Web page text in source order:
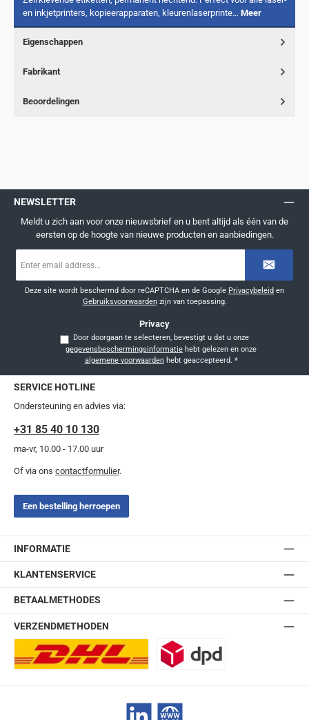
en inkjetprinters, kopieerapparaten, kleurenlaserprinte… Meer
Eigenschappen
Fabrikant
Beoordelingen
NEWSLETTER
Meldt u zich aan voor onze nieuwsbrief en u bent altijd als één van de
eersten op de hoogte van nieuwe producten en aanbiedingen.
mailadres
Deze site wordt beschermd door reCAPTCHA en de Google Privacybeleid en
Gebruiksvoorwaardenzijn van toepassing.
Privacy
Door doorgaan te selecteren, bevestigt u dat u onze
gegevensbeschermingsinformatie
algemene voorwaardenhebt geaccepteerd. *
SERVICE HOTLINE
Ondersteuning en advies via:
+31 85 40 10 130
ma-vr, 10.00 - 17.00 uur
Of via ons contactformulier.
Een bestelling herroepen
INFORMATIE
KLANTENSERVICE
BETAALMETHODES
VERZENDMETHODEN